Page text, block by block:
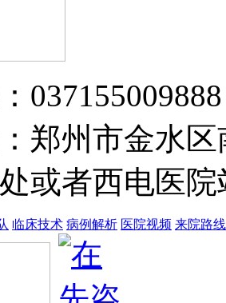
七六年毕业
】 037155009888
郑州市金水
或者西电医
临床技术 病例解析 医院视频 来院路线